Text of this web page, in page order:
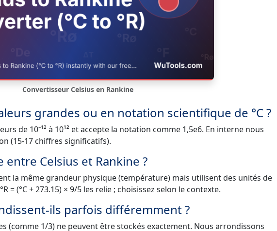
Convertisseur Celsius en Rankine
grandes ou en notation scientifique de °C ?
de 10⁻¹² à 10¹² et accepte la notation comme 1,5e6. En interne nous
(15-17 chiffres significatifs).
Celsius et Rankine ?
la même grandeur physique (température) mais utilisent des unités de
= (°C + 273.15) × 9/5 les relie ; choisissez selon le contexte.
ils parfois différemment ?
(comme 1/3) ne peuvent être stockés exactement. Nous arrondissons